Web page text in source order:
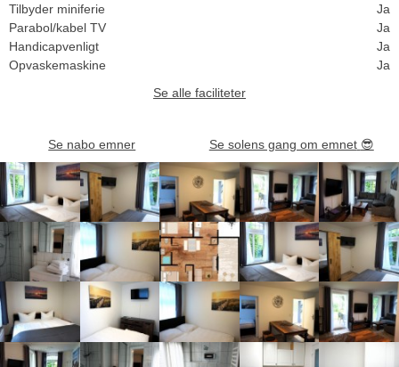
Tilbyder miniferie
Ja
Parabol/kabel TV
Ja
Handicapvenligt
Ja
Opvaskemaskine
Ja
Se alle faciliteter
Se nabo emner Se solens gang om emnet 😎